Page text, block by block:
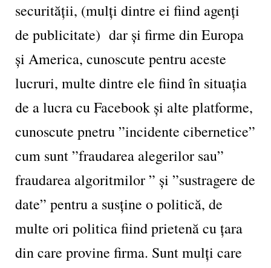
securității, (mulți dintre ei fiind agenți
de publicitate) dar și firme din Europa
și America, cunoscute pentru aceste
lucruri, multe dintre ele fiind în situația
de a lucra cu Facebook și alte platforme,
cunoscute pnetru ”incidente cibernetice”
cum sunt ”fraudarea alegerilor sau”
fraudarea algoritmilor ” și ”sustragere de
date” pentru a susține o politică, de
multe ori politica fiind prietenă cu țara
din care provine firma. Sunt mulți care